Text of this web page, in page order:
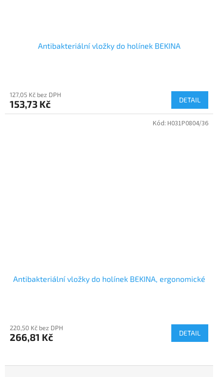
Antibakteriální vložky do holínek BEKINA
127,05 Kč bez DPH
153,73 Kč DETAIL
Antibakteriální vložky do holínek BEKINA, ergonomické
220,50 Kč bez DPH
266,81 Kč DETAIL
Kód: H031P0804/36